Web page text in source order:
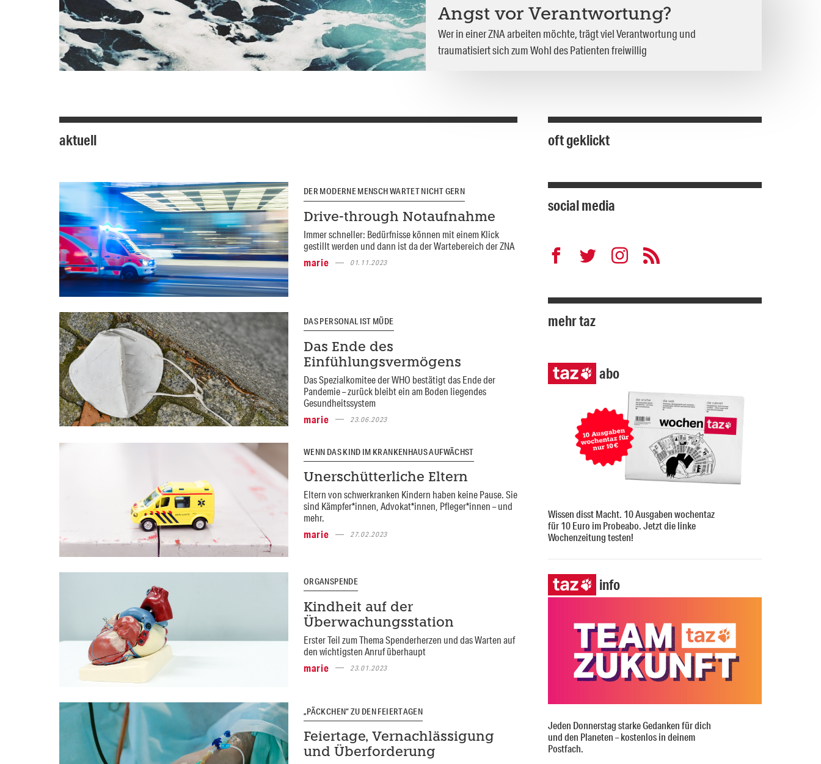
Angst vor Verantwortung?
Wer in einer ZNA arbeiten möchte, trägt viel Verantwortung und
traumatisiert sich zum Wohl des Patienten freiwillig
aktuell
DER MODERNE MENSCH WARTET NICHT GERN
Drive-through Notaufnahme
Immer schneller: Bedürfnisse können mit einem Klick
gestillt werden und dann ist da der Wartebereich der ZNA
marie
01.11.2023
DAS PERSONAL IST MÜDE
Das Ende des
Einfühlungsvermögens
Das Spezialkomitee der WHO bestätigt das Ende der
Pandemie – zurück bleibt ein am Boden liegendes
Gesundheitssystem
marie
23.06.2023
WENN DAS KIND IM KRANKENHAUS AUFWÄCHST
Unerschütterliche Eltern
Eltern von schwerkranken Kindern haben keine Pause. Sie
sind Kämpfer*innen, Advokat*innen, Pfleger*innen – und
mehr.
marie
27.02.2023
ORGANSPENDE
Kindheit auf der
Überwachungsstation
Erster Teil zum Thema Spenderherzen und das Warten auf
den wichtigsten Anruf überhaupt
marie
23.01.2023
„PÄCKCHEN“ ZU DEN FEIERTAGEN
Feiertage, Vernachlässigung
und Überforderung
oft geklickt
social media
mehr taz
abo
Wissen disst Macht. 10 Ausgaben wochentaz
für 10 Euro im Probeabo. Jetzt die linke
Wochenzeitung testen!
info
Jeden Donnerstag starke Gedanken für dich
und den Planeten – kostenlos in deinem
Postfach.